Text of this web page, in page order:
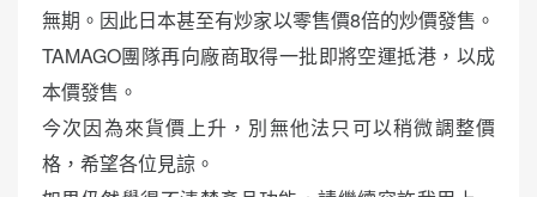
無期。因此日本甚至有炒家以零售價8倍的炒價發售。
TAMAGO團隊再向廠商取得一批即將空運抵港，以成
本價發售。
今次因為來貨價上升，別無他法只可以稍微調整價
格，希望各位見諒。